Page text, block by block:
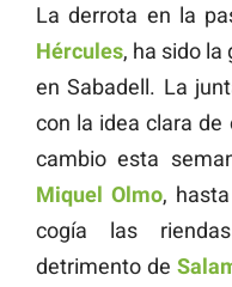
La derrota en la
Hércules, ha sido
en Sabadell. La
con la idea clara de
cambio esta
Miquel Olmo,
cogía las
detrimento de